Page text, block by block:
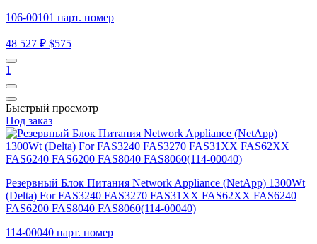
106-00101 парт. номер
48 527 ₽ $575
1
Быстрый просмотр
Под заказ
Резервный Блок Питания Network Appliance (NetApp) 1300Wt
(Delta) For FAS3240 FAS3270 FAS31XX FAS62XX FAS6240
FAS6200 FAS8040 FAS8060(114-00040)
114-00040 парт. номер